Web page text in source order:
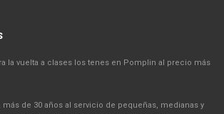
la vuelta a clases los tenes en Pomplin al precio más
más de 30 años al servicio de pequeñas, medianas y